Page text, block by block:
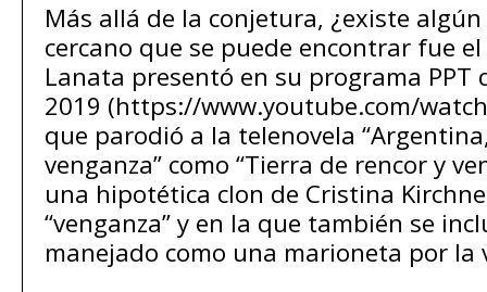
Más allá de la conjetura, ¿existe
cercano que se puede encontrar fue
Lanata presentó en su programa PPT
2019 (https://www.youtube.com/
que parodió a la telenovela
venganza” como “Tierra de rencor y
una hipotética clon de Cristina
“venganza” y en la que también se
manejado como una marioneta por la